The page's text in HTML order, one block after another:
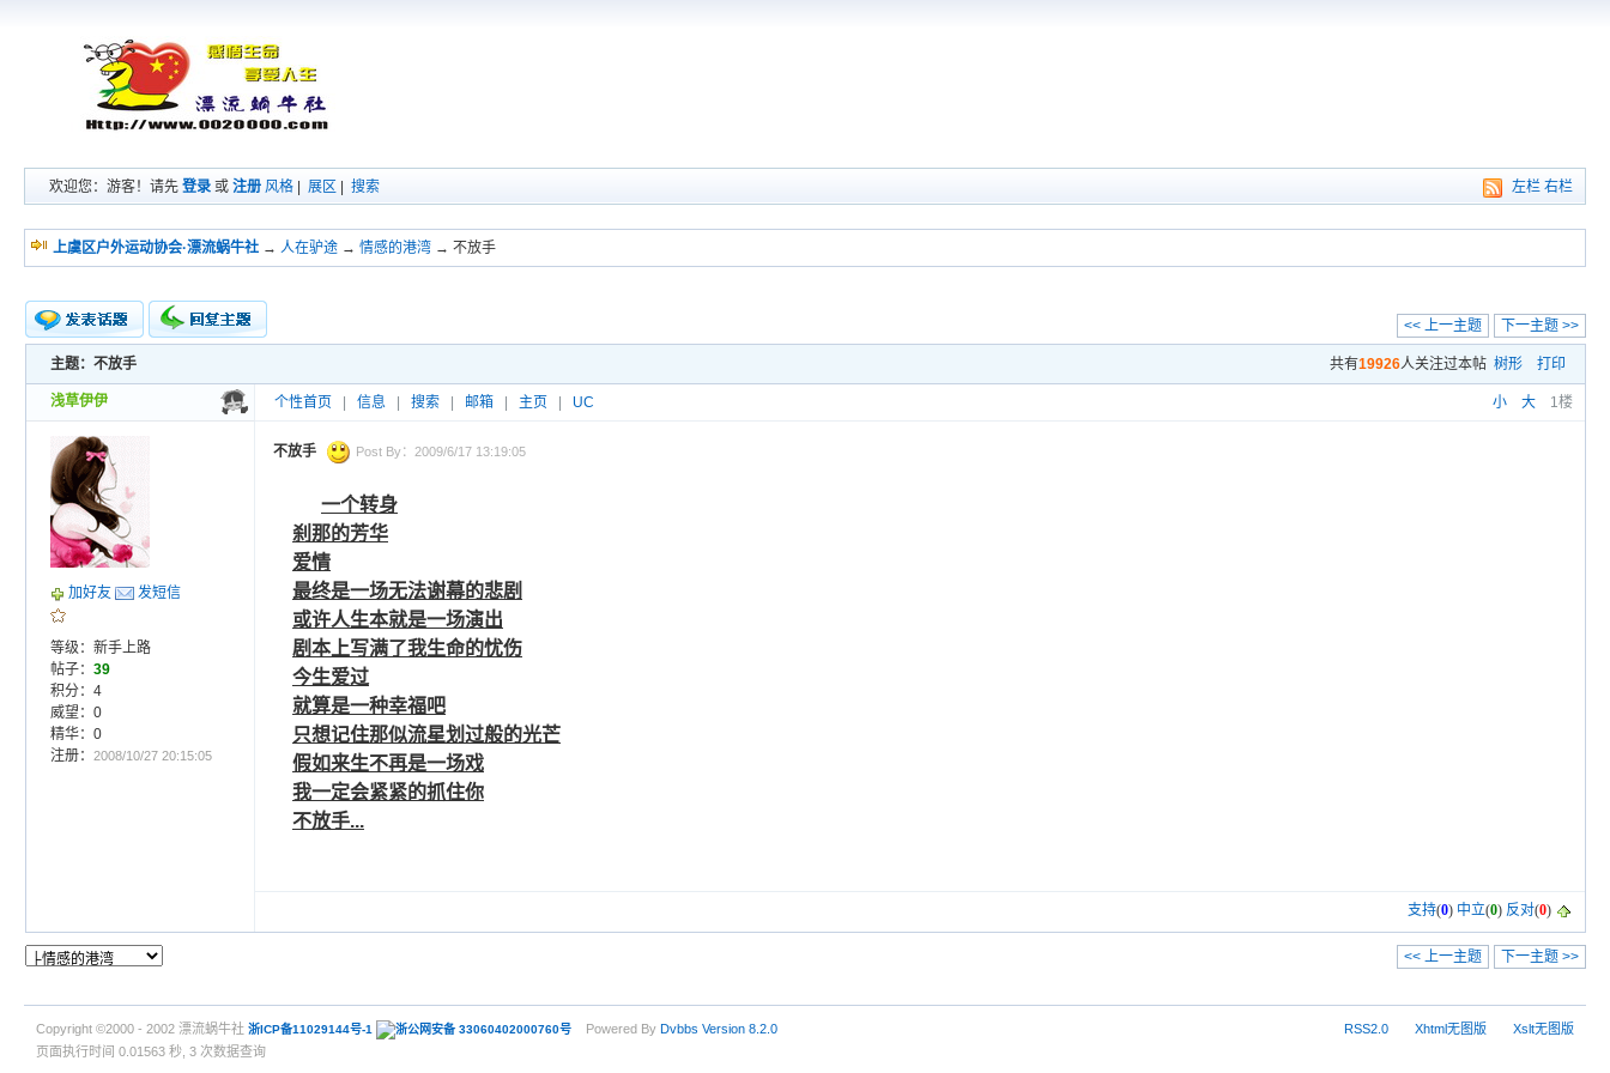
左栏 右栏
欢迎您：游客！请先登录 或注册 风格 |展区 |搜索
上虞区户外运动协会·漂流蜗牛社 →人在驴途 →情感的港湾 → 不放手
新的主题
投票帖
小字报
下一主题 >>
<< 上一主题
共有19926人关注过本帖 树形 打印
主题：不放手
浅草伊伊 小 大 1楼
个性首页 信息 搜索 邮箱 主页 UC
加好友 发短信
等级：新手上路
帖子： 39
积分：4
威望：0
精华：0
注册：
2008/10/27 20:15:05
不放手 Post By：2009/6/17 13:19:05
一个转身
刹那的芳华
爱情
最终是一场无法谢幕的悲剧
或许人生本就是一场演出
剧本上写满了我生命的忧伤
今生爱过
就算是一种幸福吧
只想记住那似流星划过般的光芒
假如来生不再是一场戏
我一定会紧紧的抓住你
不放手...
支持(0) 中立(0) 反对(0)
下一主题 >>
<< 上一主题
RSS2.0 Xhtml无图版 Xslt无图版
Copyright ©2000 - 2002 漂流蜗牛社浙ICP备11029144号-1 浙公网安备 33060402000760号 Powered ByDvbbs Version 8.2.0
页面执行时间 0.01563 秒, 3 次数据查询